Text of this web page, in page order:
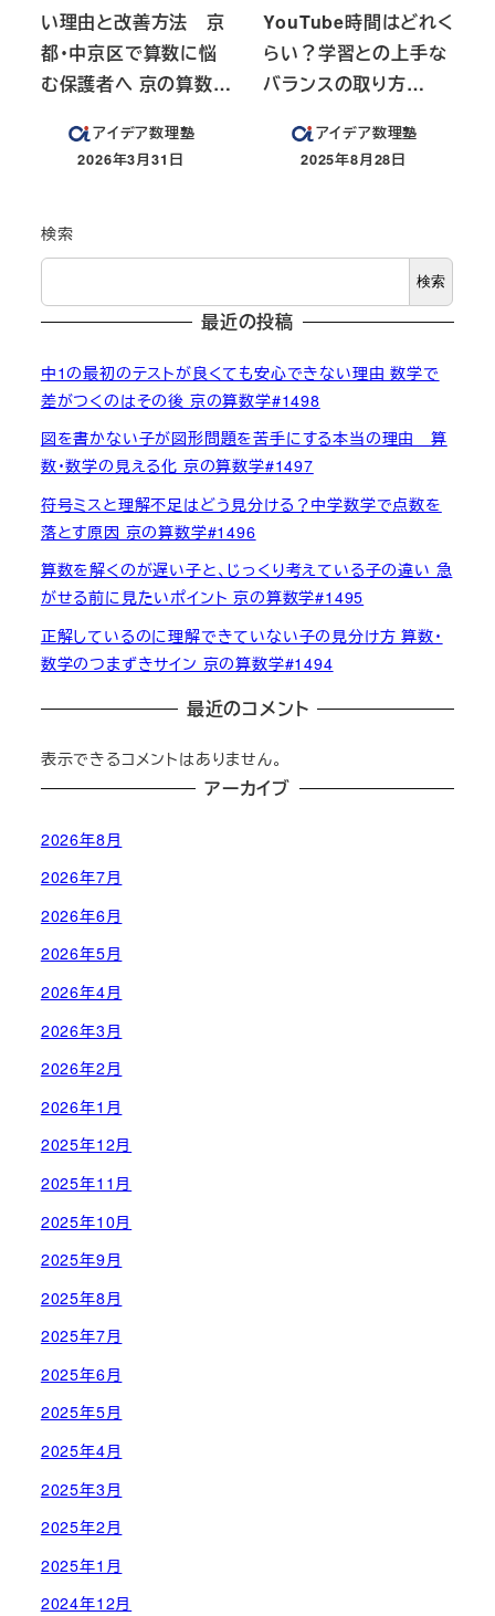
い理由と改善方法 京
都・中京区で算数に悩
む保護者へ 京の算数…
アイデア数理塾
投稿日
2026年3月31日
YouTube時間はどれく
らい？学習との上手な
バランスの取り方…
アイデア数理塾
投稿日
2025年8月28日
検索
検索
最近の投稿
中1の最初のテストが良くても安心できない理由 数学で
差がつくのはその後 京の算数学#1498
図を書かない子が図形問題を苦手にする本当の理由 算
数・数学の見える化 京の算数学#1497
符号ミスと理解不足はどう見分ける？中学数学で点数を
落とす原因 京の算数学#1496
算数を解くのが遅い子と、じっくり考えている子の違い 急
がせる前に見たいポイント 京の算数学#1495
正解しているのに理解できていない子の見分け方 算数・
数学のつまずきサイン 京の算数学#1494
最近のコメント
表示できるコメントはありません。
アーカイブ
2026年8月
2026年7月
2026年6月
2026年5月
2026年4月
2026年3月
2026年2月
2026年1月
2025年12月
2025年11月
2025年10月
2025年9月
2025年8月
2025年7月
2025年6月
2025年5月
2025年4月
2025年3月
2025年2月
2025年1月
2024年12月